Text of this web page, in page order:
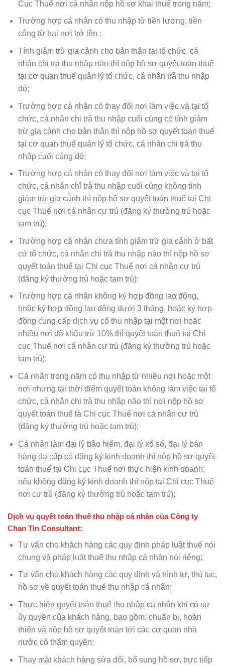
Cục Thuế nơi cá nhân nộp hồ sơ khai thuế trong năm;
Trường hợp cá nhân có thu nhập từ tiền lương, tiền
công từ hai nơi trở lên :
Tính giảm trừ gia cảnh cho bản thân tại tổ chức, cá
nhân chi trả thu nhập nào thì nộp hồ sơ quyết toán thuế
tại cơ quan thuế quản lý tổ chức, cá nhân trả thu nhập
đó;
Trường hợp cá nhân có thay đổi nơi làm việc và tại tổ
chức, cá nhân chi trả thu nhập cuối cùng có tính giảm
trừ gia cảnh cho bản thân thì nộp hồ sơ quyết toán thuế
tại cơ quan thuế quản lý tổ chức, cá nhân chi trả thu
nhập cuối cùng đó;
Trường hợp cá nhân có thay đổi nơi làm việc và tại tổ
chức, cá nhân chỉ trả thu nhập cuối cùng không tính
giảm trừ gia cảnh thì nộp hồ sơ quyết toán thuế tại Chi
cục Thuế nơi cá nhân cư trú (đăng ký thường trú hoặc
tạm trú);
Trường hợp cá nhân chưa tính giảm trừ gia cảnh ở bất
cứ tổ chức, cá nhân chi trả thu nhập nào thì nộp hồ sơ
quyết toán thuế tại Chi cục Thuế nơi cá nhân cư trú
(đăng ký thường trú hoặc tạm trú);
Trường hợp cá nhân không ký hợp đồng lao động,
hoặc ký hợp đồng lao động dưới 3 tháng, hoặc ký hợp
đồng cung cấp dịch vụ có thu nhập tại một nơi hoặc
nhiều nơi đã khấu trừ 10% thì quyết toán thuế tại Chi
cục Thuế nơi cá nhân cư trú (đăng ký thường trú hoặc
tạm trú);
Cá nhân trong năm có thu nhập từ nhiều nơi hoặc một
nơi nhưng tại thời điểm quyết toán không làm việc tại tổ
chức, cá nhân chi trả thu nhập nào thì nơi nộp hồ sơ
quyết toán thuế là Chi cục Thuế nơi cá nhân cư trú
(đăng ký thường trú hoặc tạm trú);
Cá nhân làm đại lý bảo hiểm, đại lý xổ số, đại lý bán
hàng đa cấp có đăng ký kinh doanh thì nộp hồ sơ quyết
toán thuế tại Chi cục Thuế nơi thực hiện kinh doanh;
nếu không đăng ký kinh doanh thì nộp tại Chi cục Thuế
nơi cư trú (đăng ký thường trú hoặc tạm trú);
Dịch vụ quyết toán thuế thu nhập cá nhân của Công ty
Chan Tin Consultant:
Tư vấn cho khách hàng các quy định pháp luật thuế nói
chung và pháp luật thuế thu nhập cá nhân nói riêng;
Tư vấn cho khách hàng các quy định và trình tự, thủ tục,
hồ sơ về quyết toán thuế thu nhập cá nhân;
Thực hiện quyết toán thuế thu nhập cá nhân khi có sự
ủy quyền của khách hàng, bao gồm: chuẩn bị, hoàn
thiện và nộp hồ sơ quyết toán tới các cơ quan nhà
nước có thẩm quyền;
Thay mặt khách hàng sửa đổi, bổ sung hồ sơ, trực tiếp